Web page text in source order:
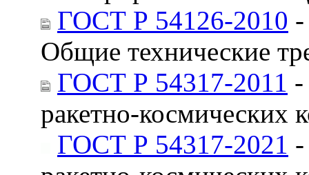
ГОСТ Р 54126-2010
Общие технические
ГОСТ Р 54317-2011 -
ракетно-космических
ГОСТ Р 54317-2021